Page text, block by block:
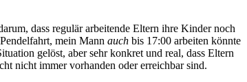
dass regulär arbeitende Eltern ihre Kinder noch
mein Mann auch bis 17:00 arbeiten könnte
gelöst, aber sehr konkret und real, dass Eltern
nicht immer vorhanden oder erreichbar sind.